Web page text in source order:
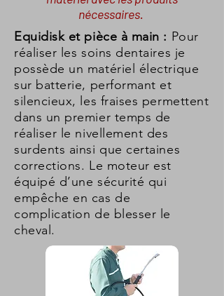
nécessaires.
Equidisk et pièce à main : Pour
réaliser les soins dentaires je
possède un matériel électrique
sur batterie, performant et
silencieux, les fraises permettent
dans un premier temps de
réaliser le nivellement des
surdents ainsi que certaines
corrections. Le moteur est
équipé d’une sécurité qui
empêche en cas de
complication de blesser le
cheval.